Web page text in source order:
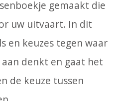
gemaakt die
uw uitvaart. In dit
en keuzes tegen waar
denkt en gaat het
de keuze tussen